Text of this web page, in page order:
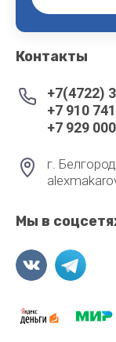
Контакты
+7(4722)
+7 910
+7 929
г.
Мы в